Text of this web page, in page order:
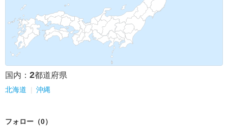
国内： 2都道府県
北海道 沖縄
フォロー（0）